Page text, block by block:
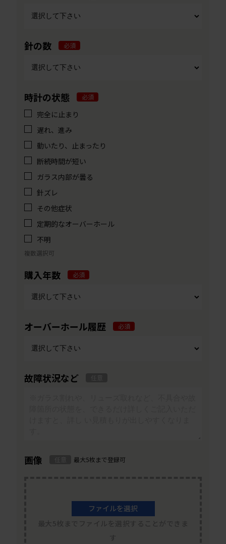
針の数 必須
時計の状態 必須
完全に止まり
遅れ、進み
動いたり、止まったり
断続時間が短い
ガラス内部が曇る
針ズレ
その他症状
定期的なオーバーホール
不明
複数選択可
購入年数 必須
オーバーホール履歴 必須
故障状況など
画像 最大5枚まで登録可
ファイルを選択